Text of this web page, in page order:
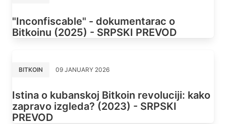
"Inconfiscable" - dokumentarac o
Bitkoinu (2025) - SRPSKI PREVOD
BITKOIN 09 JANUARY 2026
Istina o kubanskoj Bitkoin revoluciji: kako
zapravo izgleda? (2023) - SRPSKI
PREVOD